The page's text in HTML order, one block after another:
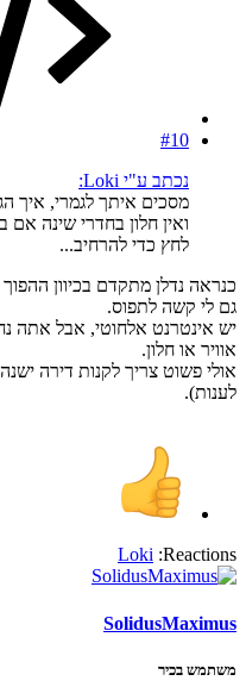
#10
נכתב ע"י Loki:
מסכים איתך לגמרי, איך
ואין חלון בחדרי שינה אם בבניינים
לחץ כדי להרחיב...
כנראה נדלן מתקדם בכיוון ההפוך
גם לי קשה לתפוס.
יש אינטרנט אלחוטי, אבל אתה
אוויר או חלון.
אולי פשוט צריך לקנות דירה
לענות).
Reactions:
Loki
SolidusMaximus
משתמש בכיר